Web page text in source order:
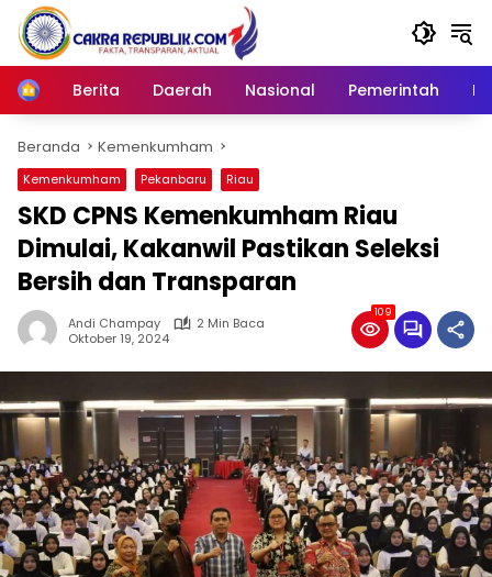
Langsung
konten
Home
Berita Daerah Nasional Pemerintah
Beranda Kemenkumham
Kemenkumham Pekanbaru Riau
SKD CPNS Kemenkumham Riau
Dimulai, Kakanwil Pastikan Seleksi
Bersih dan Transparan
Andi Champay
2 Min Baca
Oktober 19, 2024
109